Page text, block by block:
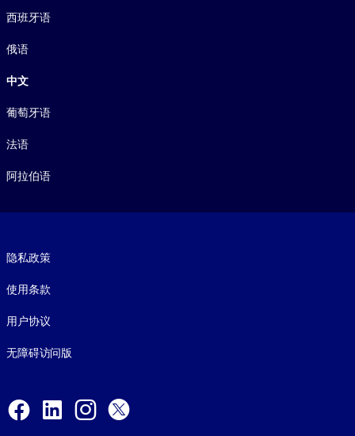
西班牙语
俄语
中文
葡萄牙语
法语
阿拉伯语
隐私政策
使用条款
用户协议
无障碍访问版
Facebook
LinkedInInstagram